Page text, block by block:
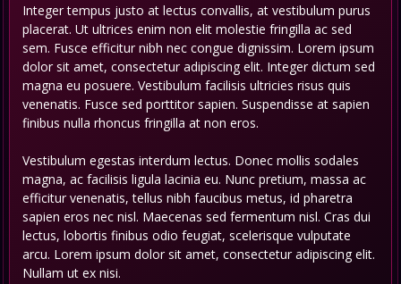
Integer tempus justo at lectus convallis, at vestibulum purus
placerat. Ut ultrices enim non elit molestie fringilla ac sed
sem. Fusce efficitur nibh nec congue dignissim. Lorem ipsum
dolor sit amet, consectetur adipiscing elit. Integer dictum sed
magna eu posuere. Vestibulum facilisis ultricies risus quis
venenatis. Fusce sed porttitor sapien. Suspendisse at sapien
finibus nulla rhoncus fringilla at non eros.
Vestibulum egestas interdum lectus. Donec mollis sodales
magna, ac facilisis ligula lacinia eu. Nunc pretium, massa ac
efficitur venenatis, tellus nibh faucibus metus, id pharetra
sapien eros nec nisl. Maecenas sed fermentum nisl. Cras dui
lectus, lobortis finibus odio feugiat, scelerisque vulputate
arcu. Lorem ipsum dolor sit amet, consectetur adipiscing elit.
Nullam ut ex nisi.